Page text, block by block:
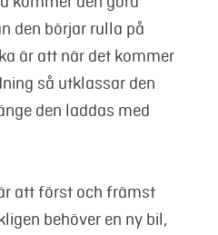
den börjar rulla på
är att när det kommer
så utklassar den
den laddas med
att först och främst
behöver en ny bil,